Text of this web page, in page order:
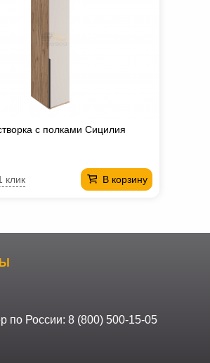
с полками Сицилия
В корзину
клик
по России: 8 (800) 500-15-05